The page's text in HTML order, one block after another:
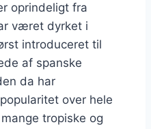
oprindeligt fra
været dyrket i
introduceret til
af spanske
da har
over hele
tropiske og